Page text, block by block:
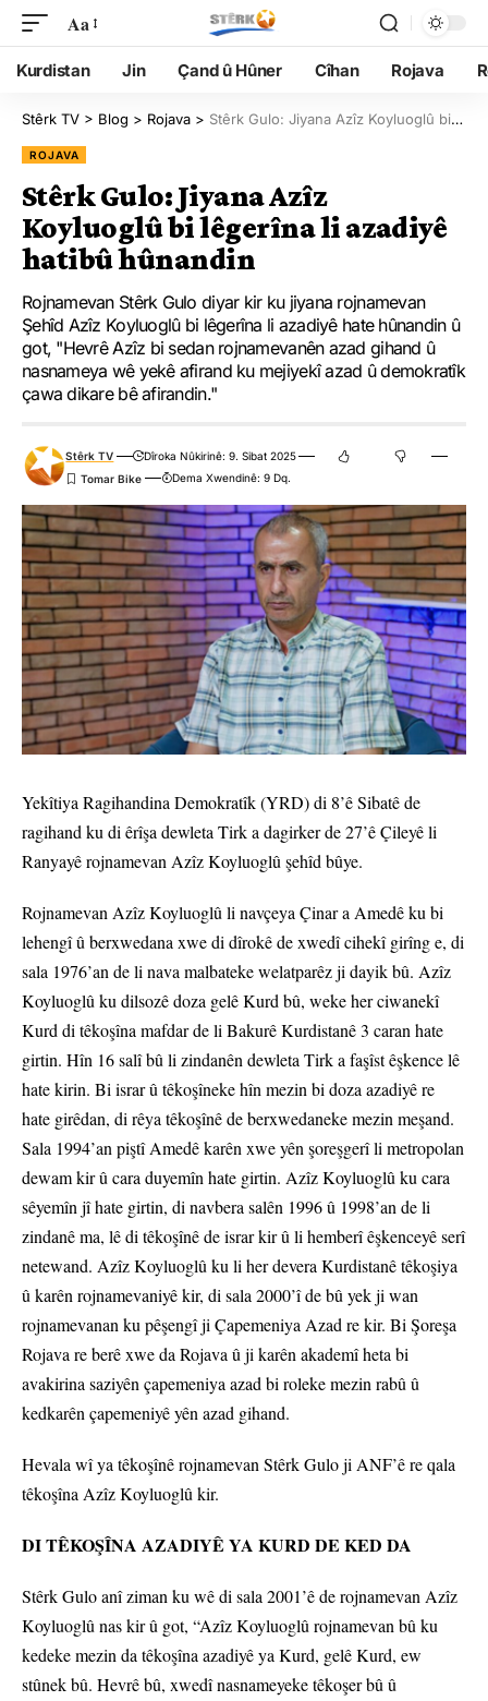
Aa
Kurdistan Jin Çand û Hûner Cîhan Rojava
Stêrk TV > Blog > Rojava > Stêrk Gulo: Jiyana Azîz Koyluoglû bi lêgerîna li azadiyê hatibû hûnandin
ROJAVA
Stêrk Gulo: Jiyana Azîz
Koyluoglû bi lêgerîna li azadiyê
hatibû hûnandin
Rojnamevan Stêrk Gulo diyar kir ku jiyana rojnamevan
Şehîd Azîz Koyluoglû bi lêgerîna li azadiyê hate hûnandin û
got, "Hevrê Azîz bi sedan rojnamevanên azad gihand û
nasnameya wê yekê afirand ku mejiyekî azad û demokratîk
çawa dikare bê afirandin."
Stêrk TV
Dîroka Nûkirinê: 9. Sibat 2025
Dema Xwendinê: 9 Dq.
Yekîtiya Ragihandina Demokratîk (YRD) di 8’ê Sibatê de
ragihand ku di êrîşa dewleta Tirk a dagirker de 27’ê Çileyê li
Ranyayê rojnamevan Azîz Koyluoglû şehîd bûye.
Rojnamevan Azîz Koyluoglû li navçeya Çinar a Amedê ku bi
lehengî û berxwedana xwe di dîrokê de xwedî cihekî girîng e, di
sala 1976’an de li nava malbateke welatparêz ji dayik bû. Azîz
Koyluoglû ku dilsozê doza gelê Kurd bû, weke her ciwanekî
Kurd di têkoşîna mafdar de li Bakurê Kurdistanê 3 caran hate
girtin. Hîn 16 salî bû li zindanên dewleta Tirk a faşîst êşkence lê
hate kirin. Bi israr û têkoşîneke hîn mezin bi doza azadiyê re
hate girêdan, di rêya têkoşînê de berxwedaneke mezin meşand.
Sala 1994’an piştî Amedê karên xwe yên şoreşgerî li metropolan
dewam kir û cara duyemîn hate girtin. Azîz Koyluoglû ku cara
sêyemîn jî hate girtin, di navbera salên 1996 û 1998’an de li
zindanê ma, lê di têkoşînê de israr kir û li hemberî êşkenceyê serî
netewand. Azîz Koyluoglû ku li her devera Kurdistanê têkoşiya
û karên rojnamevaniyê kir, di sala 2000’î de bû yek ji wan
rojnamevanan ku pêşengî ji Çapemeniya Azad re kir. Bi Şoreşa
Rojava re berê xwe da Rojava û ji karên akademî heta bi
avakirina saziyên çapemeniya azad bi roleke mezin rabû û
kedkarên çapemeniyê yên azad gihand.
Hevala wî ya têkoşînê rojnamevan Stêrk Gulo ji ANF’ê re qala
têkoşîna Azîz Koyluoglû kir.
DI TÊKOŞÎNA AZADIYÊ YA KURD DE KED DA
Stêrk Gulo anî ziman ku wê di sala 2001’ê de rojnamevan Azîz
Koyluoglû nas kir û got, “Azîz Koyluoglû rojnamevan bû ku
kedeke mezin da têkoşîna azadiyê ya Kurd, gelê Kurd, ew
stûnek bû. Hevrê bû, xwedî nasnameyeke têkoşer bû û